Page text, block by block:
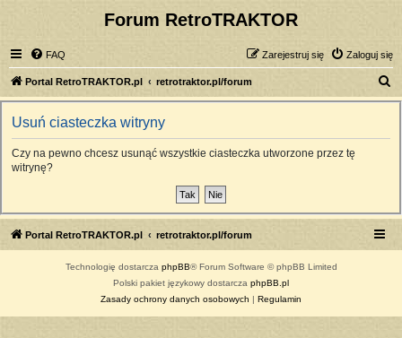
Forum RetroTRAKTOR
FAQ Zaloguj się
Zarejestruj się
Portal RetroTRAKTOR.pl retrotraktor.pl/forum
z
Usuń ciasteczka witryny
Czy na pewno chcesz usunąć wszystkie ciasteczka utworzone przez tę
witrynę?
Portal RetroTRAKTOR.pl retrotraktor.pl/forum
Technologię dostarcza phpBB® Forum Software © phpBB Limited
Polski pakiet językowy dostarcza phpBB.pl
Zasady ochrony danych osobowych | Regulamin